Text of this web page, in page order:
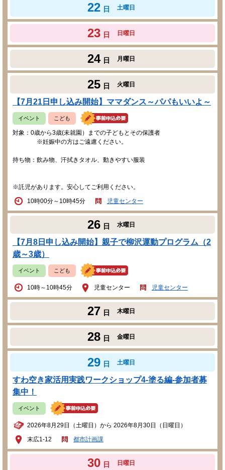
22 日 土曜日
23 日 日曜日
24 日 月曜日
25 日 火曜日
【7月21日申し込み開始】ママダンス～パパもいいよ～
イベント こども
対象：0歳から3歳(未就園）までの子どもとその保護者
※妊娠中の方はご遠慮ください。
持ち物：飲み物、汗拭きタオル、動きやすい服装
※託児があります。安心してご利用ください。
10時00分～10時45分
児童センター
26 日 水曜日
【7月8日申し込み開始】親子で柳沢運動プログラム（2
歳～3歳）
イベント こども
10時～10時45分 児童センター 児童センター
27 日 木曜日
28 日 金曜日
29 日 土曜日
すわ空き家活用実践ワークショップ4-塗る編-参加者募
集中！
イベント
2026年8月29日（土曜日）から 2026年8月30日（日曜日）
末広1-12
都市計画課
30 日 日曜日